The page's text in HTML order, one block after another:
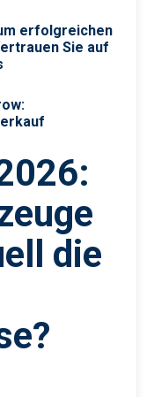
erfolgreichen
Sie auf
die